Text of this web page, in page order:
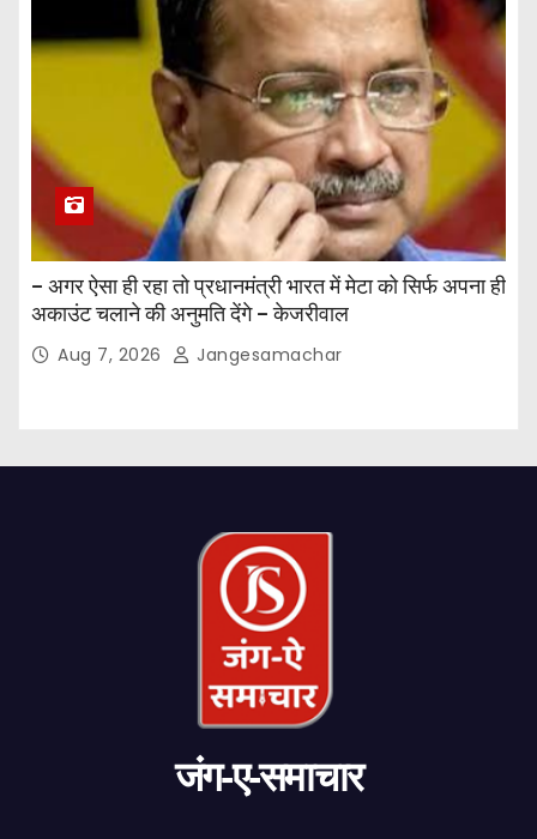
– अगर ऐसा ही रहा तो प्रधानमंत्री भारत में मेटा को सिर्फ अपना ही
अकाउंट चलाने की अनुमति देंगे – केजरीवाल
Aug 7, 2026 Jangesamachar
जंग-ए-समाचार